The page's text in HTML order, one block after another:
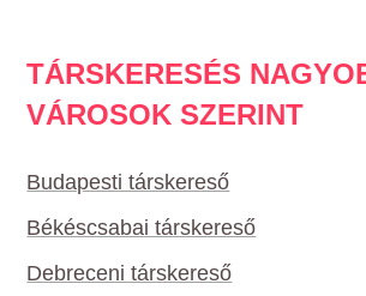
TÁRSKERESÉS
VÁROSOK SZERINT
Budapesti társkereső
Békéscsabai társkereső
Debreceni társkereső